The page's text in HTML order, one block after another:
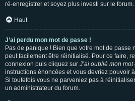
ré-enregistrer et soyez plus investi sur le forum.
Haut
J’ai perdu mon mot de passe !
Pas de panique ! Bien que votre mot de passe
peut facilement être réinitialisé. Pour ce faire,
connexion puis cliquez sur J’ai oublié mon
instructions énoncées et vous devriez pouvoir
Si toutefois vous ne parveniez pas à
un administrateur du forum.